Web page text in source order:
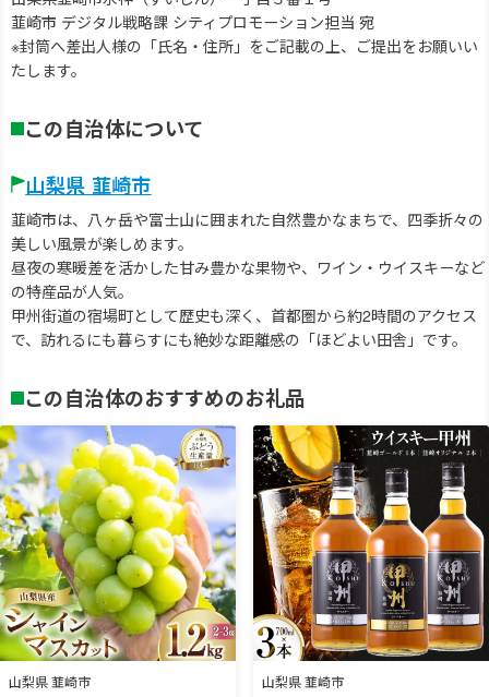
韮崎市 デジタル戦略課 シティプロモーション担当 宛
※封筒へ差出人様の「氏名・住所」をご記載の上、ご提出をお願いい
たします。
この自治体について
山梨県 韮崎市
韮崎市は、八ヶ岳や富士山に囲まれた自然豊かなまちで、四季折々の
美しい風景が楽しめます。
昼夜の寒暖差を活かした甘み豊かな果物や、ワイン・ウイスキーなど
の特産品が人気。
甲州街道の宿場町として歴史も深く、首都圏から約2時間のアクセス
で、訪れるにも暮らすにも絶妙な距離感の「ほどよい田舎」です。
この自治体のおすすめのお礼品
山梨県 韮崎市 山梨県 韮崎市